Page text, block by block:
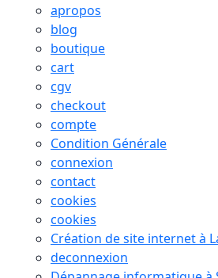
apropos
blog
boutique
cart
cgv
checkout
compte
Condition Générale
connexion
contact
cookies
cookies
Création de site internet à
deconnexion